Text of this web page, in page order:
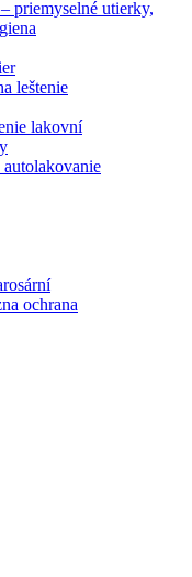
utierky,
leštenie
lakovní
ochrana